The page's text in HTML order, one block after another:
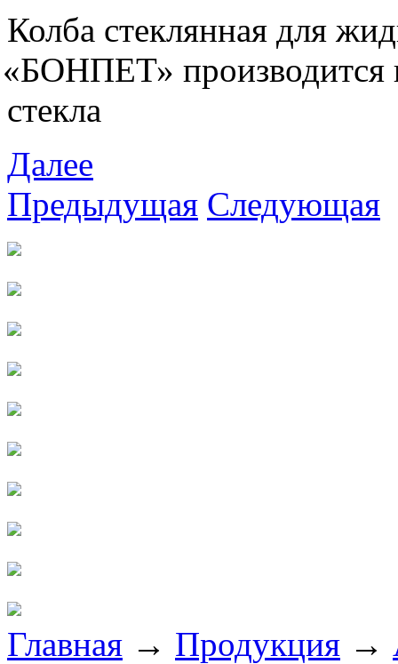
Колба стеклянная для
«БОНПЕТ» производится
стекла
Далее
Предыдущая Следующая
Главная → Продукция →